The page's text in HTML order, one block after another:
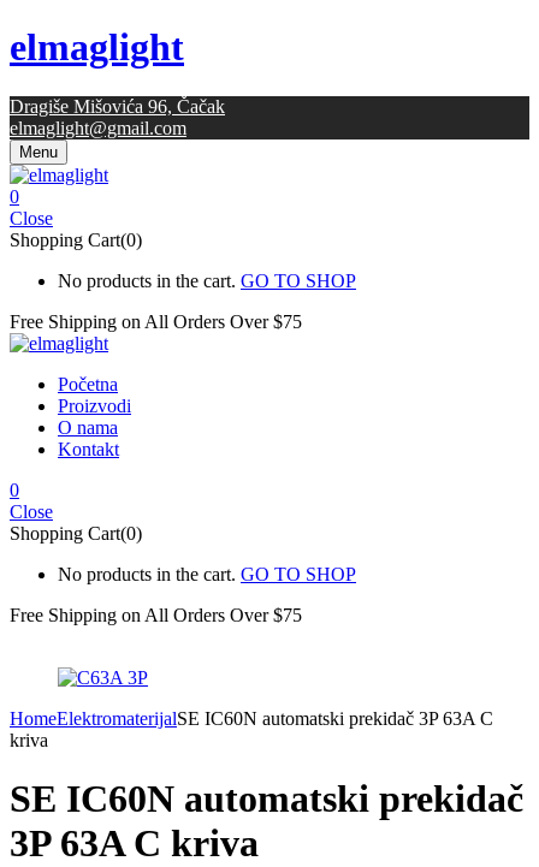
elmaglight
Dragiše Mišovića 96, Čačak
elmaglight@gmail.com
Menu
0
Close
Shopping Cart(0)
No products in the cart. GO TO SHOP
Free Shipping on All Orders Over $75
Početna
Proizvodi
O nama
Kontakt
0
Close
Shopping Cart(0)
No products in the cart. GO TO SHOP
Free Shipping on All Orders Over $75
HomeElektromaterijalSE IC60N automatski prekidač 3P 63A C
kriva
SE IC60N automatski prekidač
3P 63A C kriva